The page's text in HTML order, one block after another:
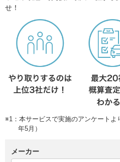
せ！
※1：本サービスで実施のアンケートよ
年5月）
メーカー